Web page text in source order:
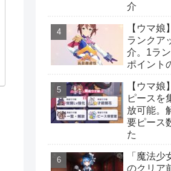
介
【ウマ娘
ランクア
介。1ラ
ポイント
【ウマ娘
ピースを
放可能。
要ピース
た
「魔法少
のクリア